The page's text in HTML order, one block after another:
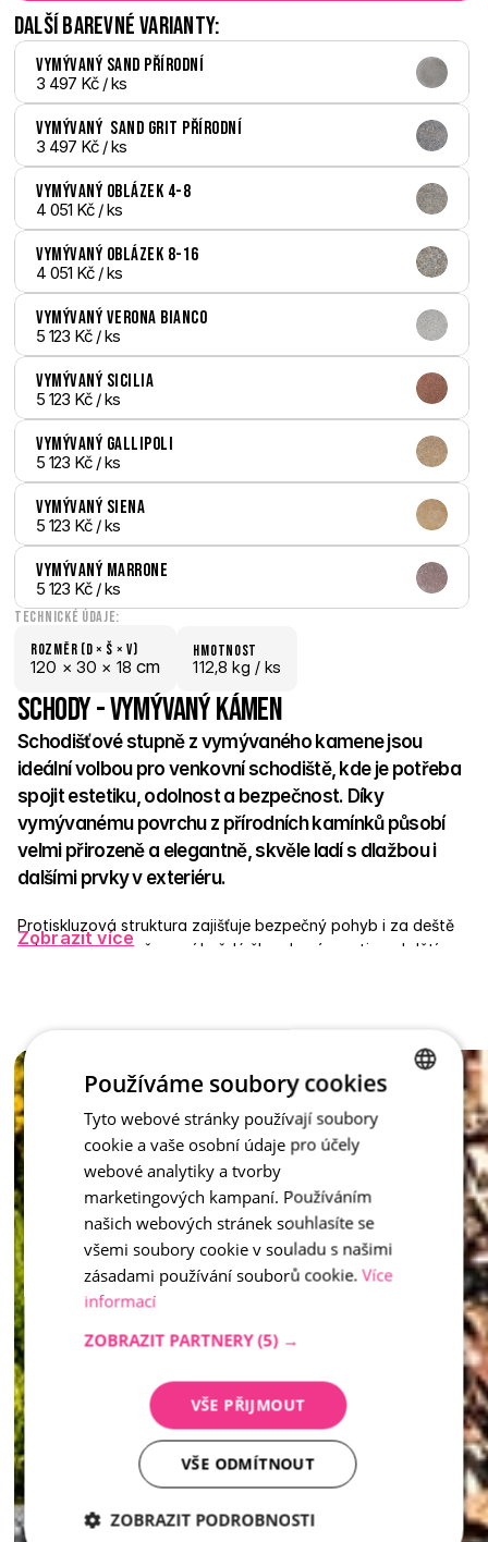
Další barevné varianty:
Vymývaný Sand přírodní
3 497 Kč / ks
Vymývaný  Sand Grit přírodní
3 497 Kč / ks
Vymývaný Oblázek 4-8
4 051 Kč / ks
Vymývaný Oblázek 8-16
4 051 Kč / ks
Vymývaný Verona bianco
5 123 Kč / ks
Vymývaný Sicilia
5 123 Kč / ks
Vymývaný Gallipoli
5 123 Kč / ks
Vymývaný Siena
5 123 Kč / ks
Vymývaný Marrone
5 123 Kč / ks
Technické údaje:
Rozměr (D × š × V)
120 × 30 × 18 cm
hmotnost
112,8 kg / ks
Schody - Vymývaný kámen
Schodišťové stupně z vymývaného kamene jsou
ideální volbou pro venkovní schodiště, kde je potřeba
spojit estetiku, odolnost a bezpečnost. Díky
vymývanému povrchu z přírodních kamínků působí
velmi přirozeně a elegantně, skvěle ladí s dlažbou i
dalšími prvky v exteriéru.
Protiskluzová struktura zajišťuje bezpečný pohyb i za deště
nebo v mrazu, což ocení každý člen domácnosti – od dětí po
Vymývaný schod není jen praktickým prvkem – je to stylový
doplněk, který dotváří celkový ráz vašeho venkovního
prostoru.
Zobrazit více
inspirace - Vymývaný kámen
CZECH
Používáme soubory cookies
Tyto webové stránky používají soubory
cookie a vaše osobní údaje pro účely
webové analytiky a tvorby
marketingových kampaní. Používáním
našich webových stránek souhlasíte se
všemi soubory cookie v souladu s našimi
zásadami používání souborů cookie. Více
informací
ZOBRAZIT PARTNERY (5) →
VŠE PŘIJMOUT
VŠE ODMÍTNOUT
ZOBRAZIT PODROBNOSTI